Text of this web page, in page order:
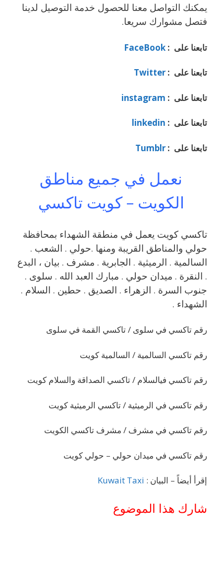
يمكنك التواصل معنا للحصول خدمة التوصيل لدينا
فتصل مشوارك سريعا.
تابعنا على : FaceBook
تابعنا على : Twitter
تابعنا على : instagram
تابعنا على : linkedin
تابعنا على : Tumblr
نعمل في جميع مناطق
الكويت – كويت تاكسي
تاكسي كويت يعمل في منطقة الشهداء بمحافظة
حولي والمناطق القريبة ‎ومنها .حولي . الشعب .
السالمية . الرميثية . الجابرية . مشرف . بيان ، البدع
. النقرة . ميدان حولي . مبارك العبد الله . سلوى .
جنوب السرة . الزهراء . الصديق . حطين . السلام .
الشهداء .
رقم تاكسي في سلوى / تاكسي القمة في سلوى
رقم تاكسي السالمية / السالمية كويت
رقم تاكسي فيالسلام / تاكسي الصداقة والسلام كويت
رقم تاكسي في الرميثية / تاكسي الرميثية كويت
رقم تاكسي في مشرف / مشرف تاكسي الكويت
رقم تاكسي في ميدان حولي – حولي كويت
إقرأ أيضاً – البيان : Kuwait Taxi
شارك هذا الموضوع